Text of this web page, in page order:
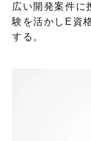
広い開発案件に
験を活かしE資
する。